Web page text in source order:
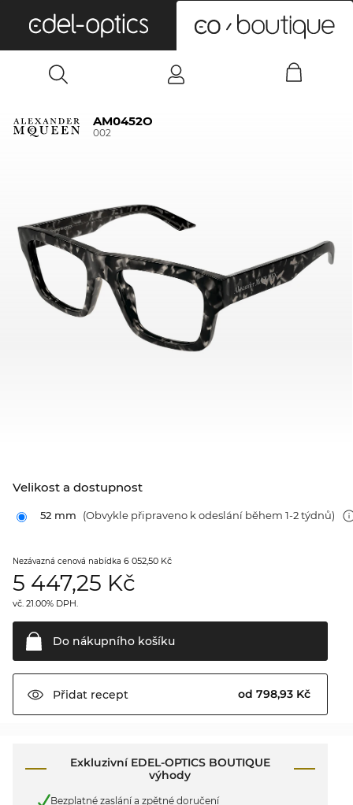
AM0452O
002
Velikost a dostupnost
52 mm (Obvykle připraveno k odeslání během 1-2 týdnů)
Nezávazná cenová nabídka 6 052,50 Kč
5 447,25 Kč
vč. 21.00% DPH.
Do nákupního košíku
Přidat recept od 798,93 Kč
Exkluzivní EDEL-OPTICS BOUTIQUE
výhody
Bezplatné zaslání a zpětné doručení